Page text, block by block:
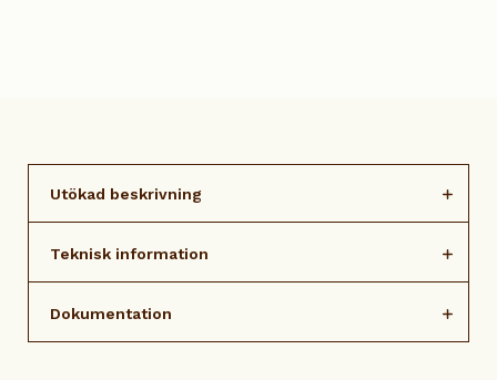
Utökad beskrivning
Teknisk information
Dokumentation